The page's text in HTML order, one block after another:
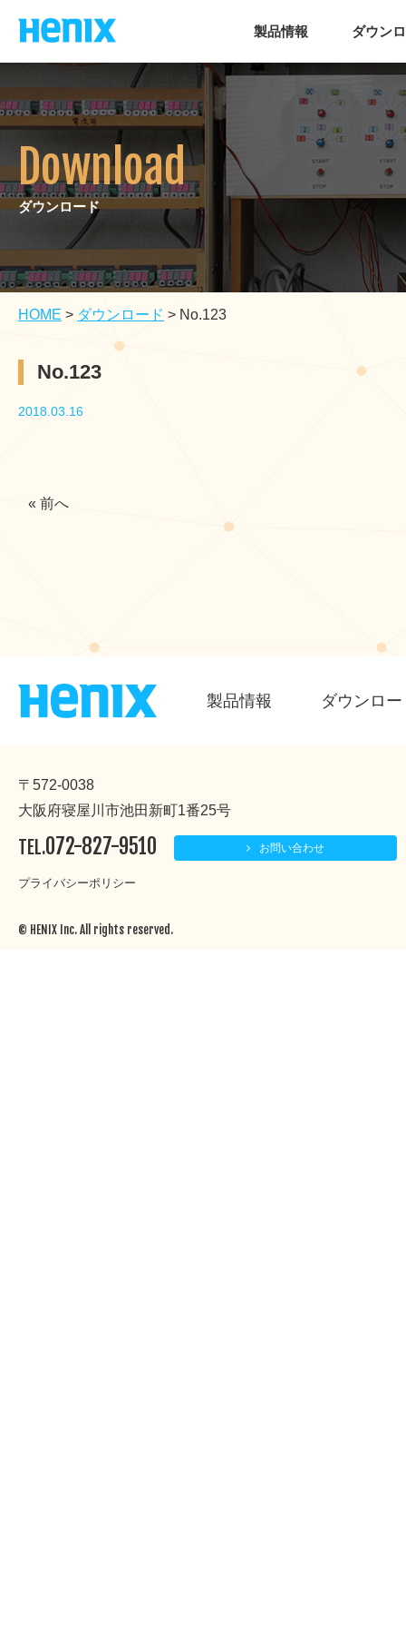
製品情報 ダウン
Download
ダウンロード
HOME > ダウンロード > No.123
No.123
2018.03.16
« 前へ
製品情報 ダウンロ
〒572-0038
大阪府寝屋川市池田新町1番25号
TEL.072-827-9510 お問い合わせ
プライバシーポリシー
© HENIX Inc. All rights reserved.